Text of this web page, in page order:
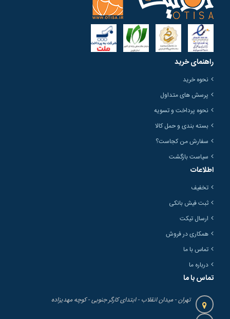
راهنمای خرید
نحوه خرید
پرسش های متداول
نحوه پرداخت و تسویه
بسته بندی و حمل کالا
سفارش من کجاست؟
سیاست بازگشت
اطلاعات
تخفیف
ثبت فیش بانکی
ارسال تیکت
همکاری در فروش
تماس با ما
درباره ما
تماس با ما
تهران - میدان انقلاب - ابتدای کارگر جنوبی - کوچه مهدیزاده